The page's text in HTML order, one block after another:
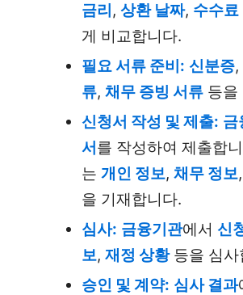
금리 , 상환 날짜, 수수료
게 비교합니다.
필요 서류 준비: 신분증,
류, 채무 증빙 서류 등을
신청서 작성 및 제출: 금
서 를 작성하여 제출합
는 개인 정보, 채무 정보,
을 기재합니다.
심사: 금융기관에서 신
보, 재정 상황등을 심사
승인 및 계약: 심사 결과